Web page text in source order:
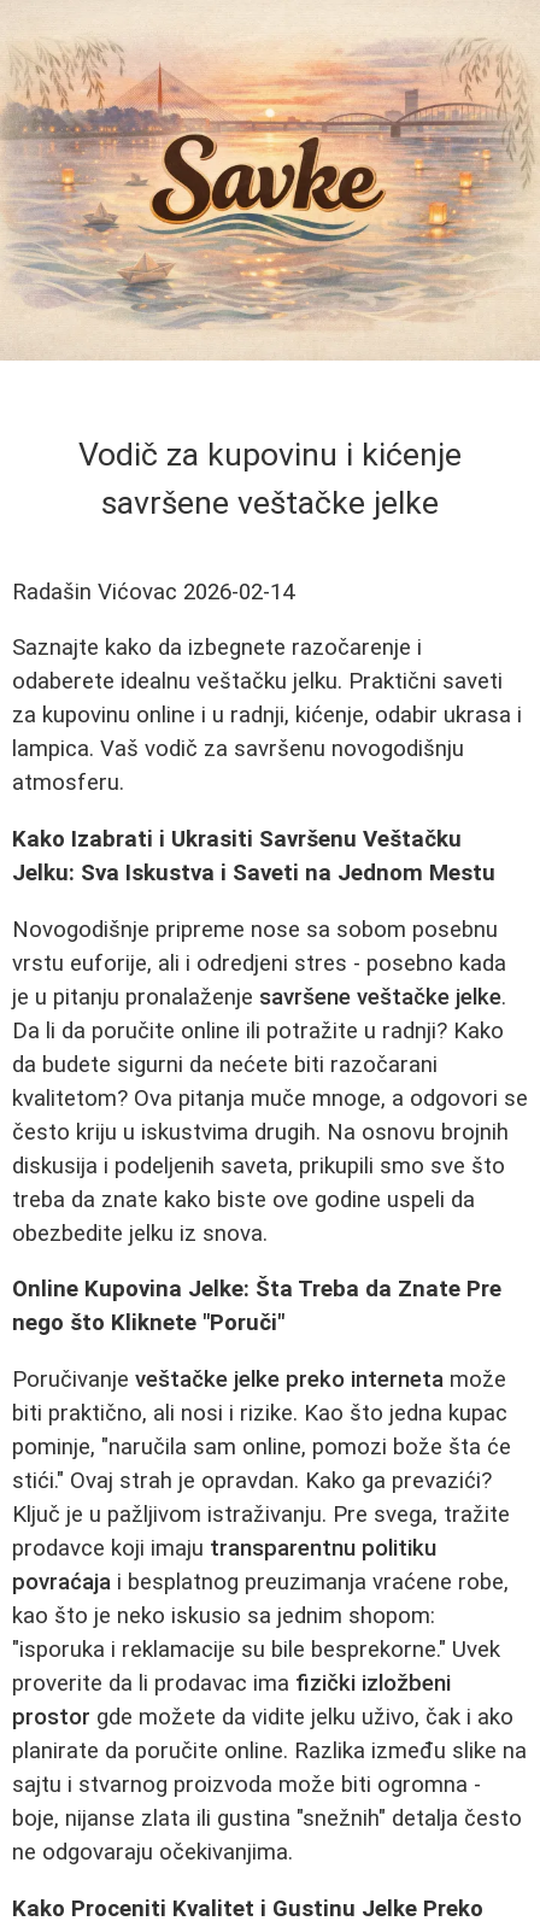
Vodič za kupovinu i kićenje
savršene veštačke jelke
Radašin Vićovac 2026-02-14
Saznajte kako da izbegnete razočarenje i
odaberete idealnu veštačku jelku. Praktični saveti
za kupovinu online i u radnji, kićenje, odabir ukrasa i
lampica. Vaš vodič za savršenu novogodišnju
atmosferu.
Kako Izabrati i Ukrasiti Savršenu Veštačku
Jelku: Sva Iskustva i Saveti na Jednom Mestu
Novogodišnje pripreme nose sa sobom posebnu
vrstu euforije, ali i odredjeni stres - posebno kada
je u pitanju pronalaženje savršene veštačke jelke.
Da li da poručite online ili potražite u radnji? Kako
da budete sigurni da nećete biti razočarani
kvalitetom? Ova pitanja muče mnoge, a odgovori se
često kriju u iskustvima drugih. Na osnovu brojnih
diskusija i podeljenih saveta, prikupili smo sve što
treba da znate kako biste ove godine uspeli da
obezbedite jelku iz snova.
Online Kupovina Jelke: Šta Treba da Znate Pre
nego što Kliknete "Poruči"
Poručivanje veštačke jelke preko interneta može
biti praktično, ali nosi i rizike. Kao što jedna kupac
pominje, "naručila sam online, pomozi bože šta će
stići." Ovaj strah je opravdan. Kako ga prevazići?
Ključ je u pažljivom istraživanju. Pre svega, tražite
prodavce koji imaju transparentnu politiku
povraćaja i besplatnog preuzimanja vraćene robe,
kao što je neko iskusio sa jednim shopom:
"isporuka i reklamacije su bile besprekorne." Uvek
proverite da li prodavac ima fizički izložbeni
prostor gde možete da vidite jelku uživo, čak i ako
planirate da poručite online. Razlika između slike na
sajtu i stvarnog proizvoda može biti ogromna -
boje, nijanse zlata ili gustina "snežnih" detalja često
ne odgovaraju očekivanjima.
Kako Proceniti Kvalitet i Gustinu Jelke Preko